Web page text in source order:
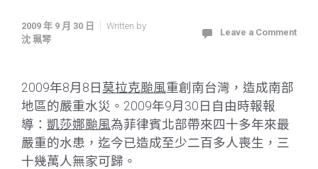
2009 年 9 月 30 日
Written by
沈 珮琴
Leave a Comment
2009年8月8日 莫拉克颱風重創南台灣，造成南部
地區的嚴重水災。2009年9月30日自由時報報
導： 凱莎娜颱風為菲律賓北部帶來四十多年來最
嚴重的水患，迄今已造成至少二百多人喪生，三
十幾萬人無家可歸。